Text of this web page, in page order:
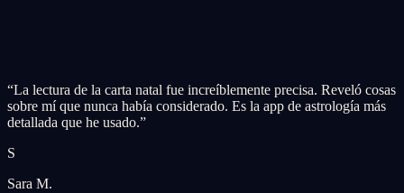
“La lectura de la carta natal fue increíblemente precisa. Reveló cosas
sobre mí que nunca había considerado. Es la app de astrología más
detallada que he usado.”
S
Sara M.